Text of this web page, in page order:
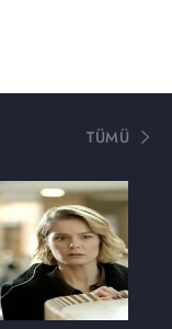
TÜMÜ